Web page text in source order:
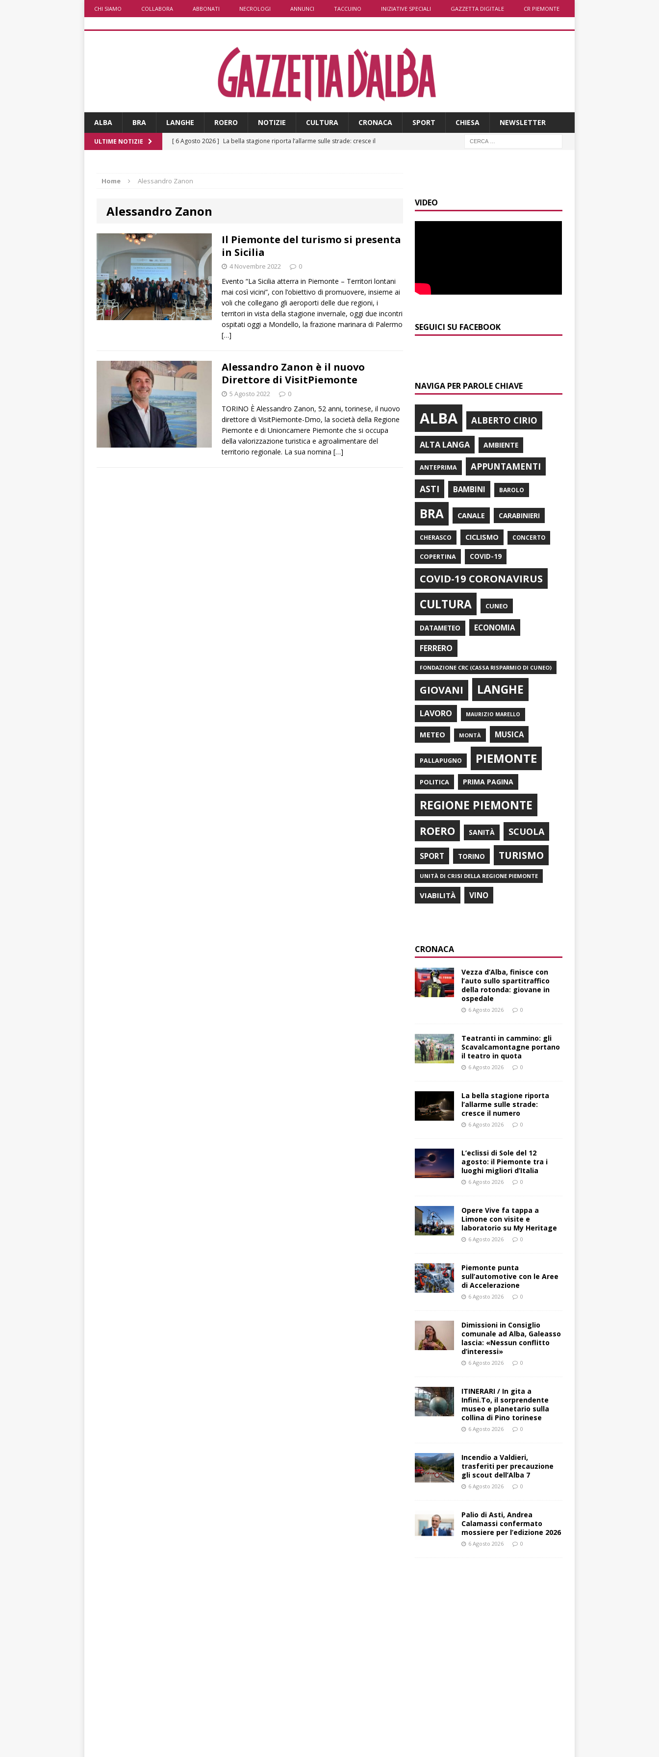
CHI SIAMO COLLABORA ABBONATI NECROLOGI ANNUNCI TACCUINO INIZIATIVE SPECIALI GAZZETTA DIGITALE CR PIEMONTE
ALBA BRA LANGHE ROERO NOTIZIE CULTURA CRONACA SPORT CHIESA NEWSLETTER
ULTIME NOTIZIE [ 6 Agosto 2026 ] La bella stagione riporta l’allarme sulle strade: cresce il
[ 6 Agosto 2026 ]
ITINERARI / In gita a Infini.To, il sorprendente museo e
planetario sulla collina di Pino torinese
[ 6 Agosto 2026 ]
dell’Alba 7
ALBA
[ 6 Agosto 2026 ]
Palio di Asti, Andrea Calamassi confermato mossiere per
ALTRE NOTIZIE
Nidi comunali: coinvolti 77 Comuni piemontesi, dalla Regione
[ 6 Agosto 2026 ]
Vezza d’Alba, finisce con l’auto sullo spartitraffico della
rotonda: giovane in ospedale
CRONACA
Home Alessandro Zanon
Alessandro Zanon
Il Piemonte del turismo si presenta
in Sicilia
4 Novembre 2022 0
Evento “La Sicilia atterra in Piemonte – Territori lontani
mai così vicini”, con l’obiettivo di promuovere, insieme ai
voli che collegano gli aeroporti delle due regioni, i
territori in vista della stagione invernale, oggi due incontri
ospitati oggi a Mondello, la frazione marinara di Palermo
[…]
Alessandro Zanon è il nuovo
Direttore di VisitPiemonte
5 Agosto 2022 0
TORINO È Alessandro Zanon, 52 anni, torinese, il nuovo
direttore di VisitPiemonte-Dmo, la società della Regione
Piemonte e di Unioncamere Piemonte che si occupa
della valorizzazione turistica e agroalimentare del
territorio regionale. La sua nomina […]
VIDEO
SEGUICI SU FACEBOOK
NAVIGA PER PAROLE CHIAVE
ALBA ALBERTO CIRIO
ALTA LANGA AMBIENTE
ANTEPRIMA
APPUNTAMENTI
ASTI
BAMBINI BAROLO
BRA CANALE CARABINIERI
CHERASCO CICLISMO CONCERTO
COPERTINA COVID-19
COVID-19 CORONAVIRUS
CULTURA CUNEO
DATAMETEO ECONOMIA
FERRERO
FONDAZIONE CRC (CASSA RISPARMIO DI CUNEO)
GIOVANI LANGHE
LAVORO MAURIZIO MARELLO
METEO MONTÀ MUSICA
PALLAPUGNO PIEMONTE
POLITICA PRIMA PAGINA
REGIONE PIEMONTE
ROERO SANITÀ SCUOLA
SPORT TORINO TURISMO
UNITÀ DI CRISI DELLA REGIONE PIEMONTE
VIABILITÀ VINO
CRONACA
Vezza d’Alba, finisce con
l’auto sullo spartitraffico
della rotonda: giovane in
ospedale
6 Agosto 2026 0
Teatranti in cammino: gli
Scavalcamontagne portano
il teatro in quota
6 Agosto 2026 0
La bella stagione riporta
l’allarme sulle strade:
cresce il numero
6 Agosto 2026 0
L’eclissi di Sole del 12
agosto: il Piemonte tra i
luoghi migliori d’Italia
6 Agosto 2026 0
Opere Vive fa tappa a
Limone con visite e
laboratorio su My Heritage
6 Agosto 2026 0
Piemonte punta
sull’automotive con le Aree
di Accelerazione
6 Agosto 2026 0
Dimissioni in Consiglio
comunale ad Alba, Galeasso
lascia: «Nessun conflitto
d’interessi»
6 Agosto 2026 0
ITINERARI / In gita a
Infini.To, il sorprendente
museo e planetario sulla
collina di Pino torinese
6 Agosto 2026 0
Incendio a Valdieri,
trasferiti per precauzione
gli scout dell’Alba 7
6 Agosto 2026 0
Palio di Asti, Andrea
Calamassi confermato
mossiere per l’edizione 2026
6 Agosto 2026 0